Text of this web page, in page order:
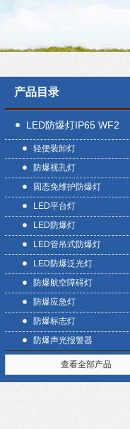
产品目录
LED防爆灯IP65 WF2
轻便装卸灯
防爆视孔灯
固态免维护防爆灯
LED平台灯
LED防爆灯
LED管吊式防爆灯
LED防爆泛光灯
防爆航空障碍灯
防爆应急灯
防爆标志灯
防爆声光报警器
查看全部产品